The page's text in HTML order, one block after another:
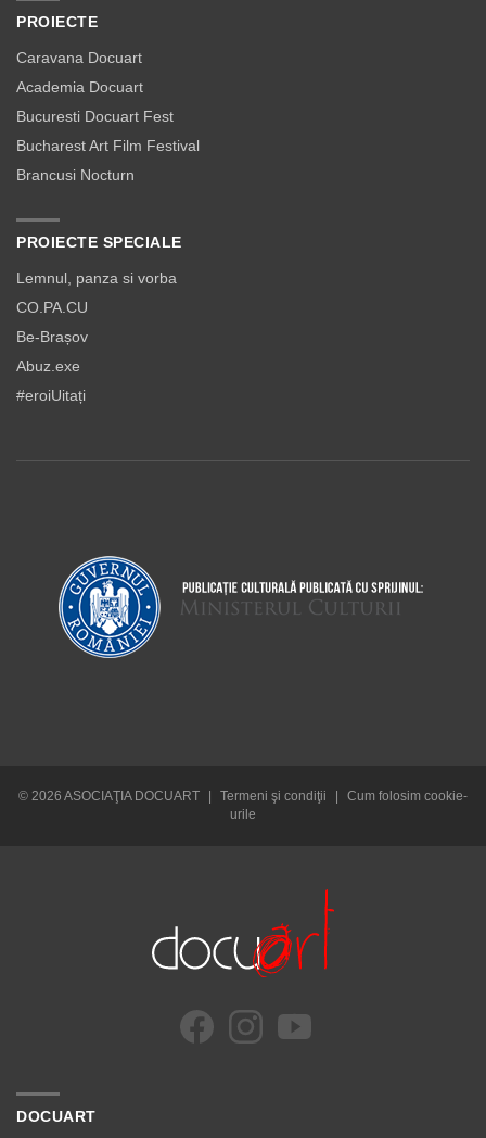
PROIECTE
Caravana Docuart
Academia Docuart
Bucuresti Docuart Fest
Bucharest Art Film Festival
Brancusi Nocturn
PROIECTE SPECIALE
Lemnul, panza si vorba
CO.PA.CU
Be-Brașov
Abuz.exe
#eroiUitați
© 2026 ASOCIAŢIA DOCUART | Termeni şi condiţii |
Cum folosim cookie-
urile
DOCUART